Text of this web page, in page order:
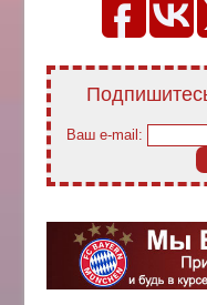
Ваш e-mail: